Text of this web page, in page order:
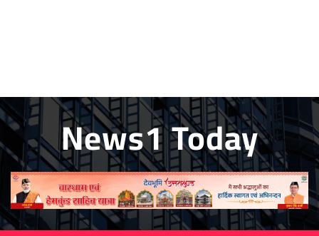
News1 Today